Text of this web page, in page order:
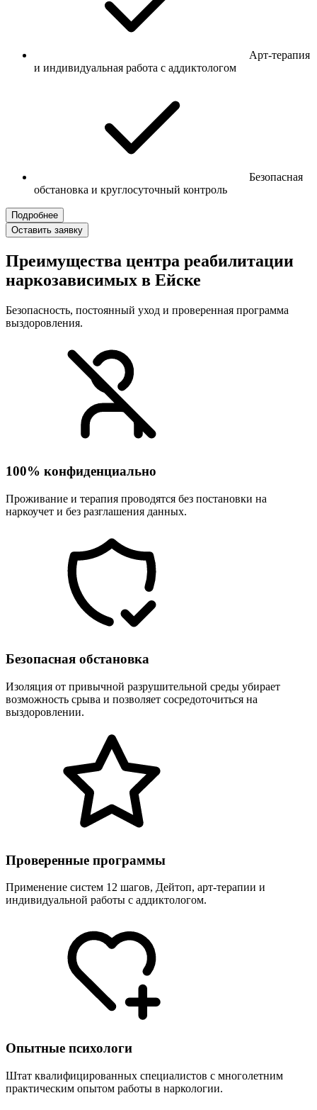
Арт-терапия
и индивидуальная работа с аддиктологом
Безопасная
обстановка и круглосуточный контроль
Подробнее
Оставить заявку
Преимущества центра реабилитации
наркозависимых в Ейске
Безопасность, постоянный уход и проверенная программа
выздоровления.
100% конфиденциально
Проживание и терапия проводятся без постановки на
наркоучет и без разглашения данных.
Безопасная обстановка
Изоляция от привычной разрушительной среды убирает
возможность срыва и позволяет сосредоточиться на
выздоровлении.
Проверенные программы
Применение систем 12 шагов, Дейтоп, арт-терапии и
индивидуальной работы с аддиктологом.
Опытные психологи
Штат квалифицированных специалистов с многолетним
практическим опытом работы в наркологии.